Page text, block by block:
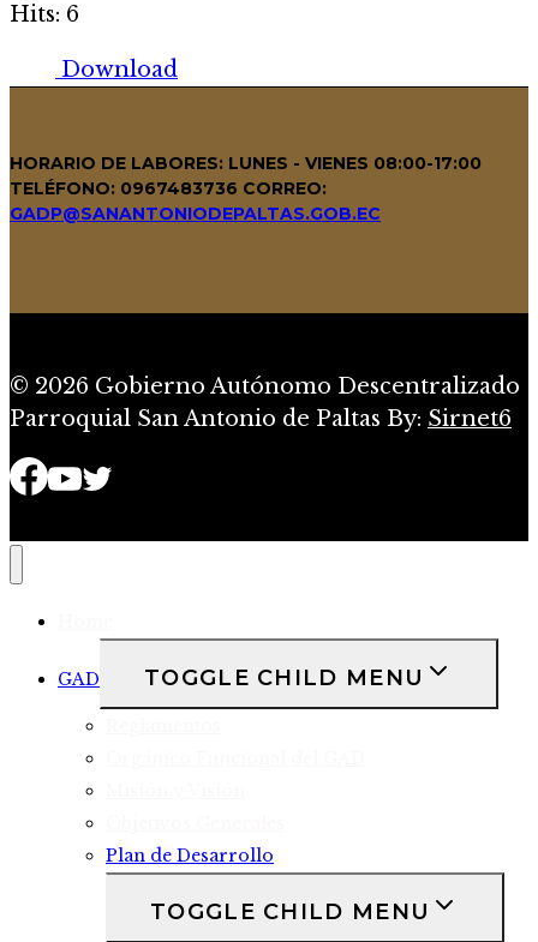
Hits: 6
Download
HORARIO DE LABORES: LUNES - VIENES 08:00-17:00
TELÉFONO: 0967483736 CORREO:
GADP@SANANTONIODEPALTAS.GOB.EC
© 2026 Gobierno Autónomo Descentralizado
Parroquial San Antonio de Paltas By: Sirnet6
GAD TOGGLE CHILD MENU
Plan de Desarrollo
TOGGLE CHILD MENU